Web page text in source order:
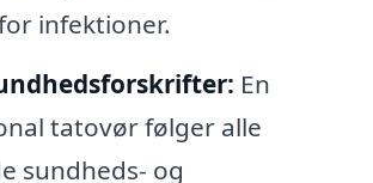
infektioner.
En
tatovør følger alle
sundheds- og